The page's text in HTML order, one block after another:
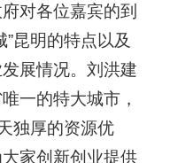
对各位嘉宾的到
昆明的特点以及
展情况。刘洪建
一的特大城市，
独厚的资源优
家创新创业提供